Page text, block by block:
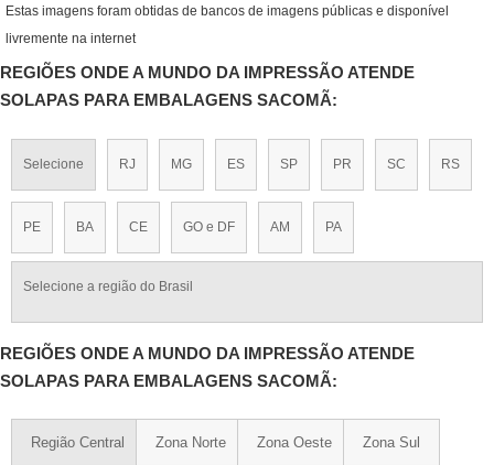
Estas imagens foram obtidas de bancos de imagens públicas e disponível
livremente na internet
REGIÕES ONDE A MUNDO DA IMPRESSÃO ATENDE
SOLAPAS PARA EMBALAGENS SACOMÃ:
Selecione RJ MG ES SP PR SC RS
PE BA CE GO e DF AM PA
Selecione a região do Brasil
REGIÕES ONDE A MUNDO DA IMPRESSÃO ATENDE
SOLAPAS PARA EMBALAGENS SACOMÃ:
Região Central Zona Norte Zona Oeste Zona Sul